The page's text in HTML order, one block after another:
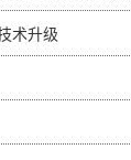
术升级